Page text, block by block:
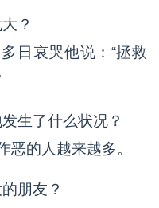
？
日哀哭他说：“拯救
生了什么状况？
恶的人越来越多。
朋友？